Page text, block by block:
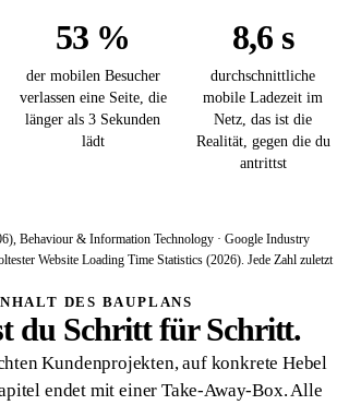
53 %
der mobilen Besucher
verlassen eine Seite, die
länger als 3 Sekunden
lädt
8,6 s
durchschnittliche
mobile Ladezeit im
Netz, das ist die
Realität, gegen die du
antrittst
Behaviour & Information Technology · Google Industry
Website Loading Time Statistics (2026). Jede Zahl zuletzt
DES BAUPLANS
du Schritt für Schritt.
Kundenprojekten, auf konkrete Hebel
endet mit einer Take-Away-Box. Alle